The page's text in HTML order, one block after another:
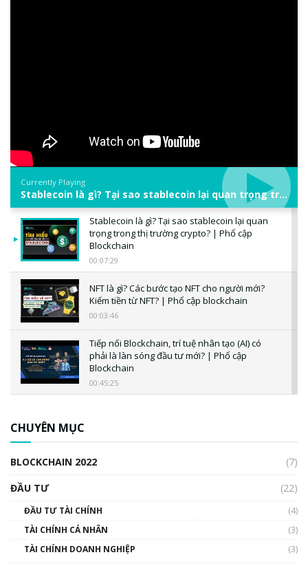
Currently Playing
Stablecoin là gì? Tại sao stablecoin lại quan trọng trong thị trường crypto? | Phổ cập Blockchain
Stablecoin là gì? Tại sao stablecoin lại quan
trọng trong thị trường crypto? | Phổ cập
Blockchain
00:07:29
NFT là gì? Các bước tạo NFT cho người mới?
Kiếm tiền từ NFT? | Phổ cập blockchain
00:03:46
Tiếp nối Blockchain, trí tuệ nhân tạo (AI) có
phải là làn sóng đầu tư mới? | Phổ cập
Blockchain
00:45:25
00:02:14
Nhìn lại năm 2022: Những sự kiện ảnh hưởng
đến hệ sinh thái tiền mã hoá | Phổ cập
CHUYÊN MỤC
BLOCKCHAIN 2022
(7)
ĐẦU TƯ
(22)
ĐẦU TƯ TÀI CHÍNH
(4)
TÀI CHÍNH CÁ NHÂN
(3)
TÀI CHÍNH DOANH NGHIỆP
(3)